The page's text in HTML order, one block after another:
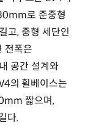
로 준중형
, 중형 세단인
폭은
공간 설계와
의 휠베이스는
짧으며,
다.